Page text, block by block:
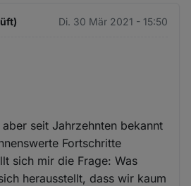
Di. 30 Mär 2021 - 15:50
seit Jahrzehnten bekannt
Fortschritte
sich mir die Frage: Was
herausstellt, dass wir kaum